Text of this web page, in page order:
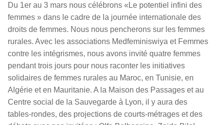
Du 1er au 3 mars nous célébrons «Le potentiel infini des
femmes » dans le cadre de la journée internationale des
droits de femmes. Nous nous pencherons sur les femmes
rurales. Avec les associations Medfeminiswiya et Femmes
contre les intégrismes, nous avons invité quatre femmes
pendant trois jours pour nous raconter les initiatives
solidaires de femmes rurales au Maroc, en Tunisie, en
Algérie et en Mauritanie. A la Maison des Passages et au
Centre social de la Sauvegarde à Lyon, il y aura des
tables-rondes, des projections de courts-métrages et des